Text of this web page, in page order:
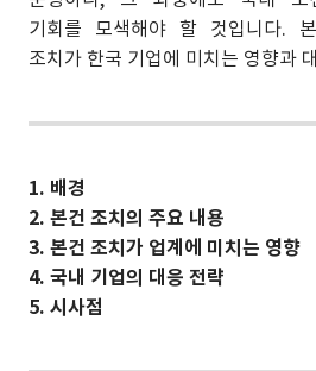
기회를 모색해야 할 것입니다.
조치가 한국 기업에 미치는 영향과
1. 배경
2. 본건 조치의 주요 내용
3. 본건 조치가 업계에 미치는 영향
4. 국내 기업의 대응 전략
5. 시사점